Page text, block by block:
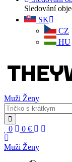
Sledování
SK
CZ
HU
Muži Ženy
0 0 €
Muži Ženy